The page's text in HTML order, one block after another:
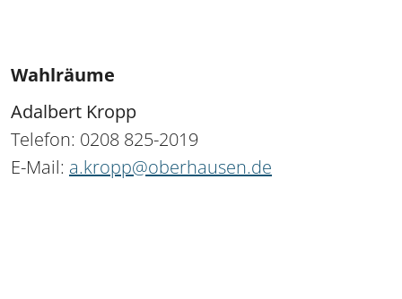
Wahlräume
Adalbert Kropp
Telefon: 0208 825-2019
E-Mail: a.kropp@oberhausen.de